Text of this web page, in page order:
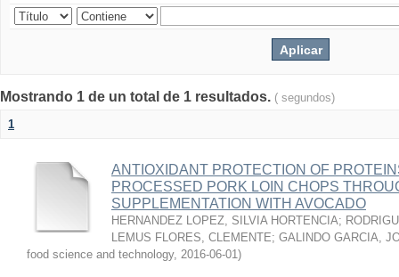
Mostrando 1 de un total de 1 resultados. ( segundos)
1
ANTIOXIDANT PROTECTION OF
PROCESSED PORK LOIN CHOPS
SUPPLEMENTATION WITH AVOCADO
HERNANDEZ LOPEZ, SILVIA HORTENCIA;
LEMUS FLORES, CLEMENTE; GALINDO GARCIA,
food science and technology, 2016-06-01)